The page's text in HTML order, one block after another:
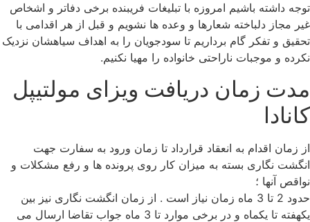
توجه داشته باشیم امروزه با تبلیغات فریبنده برخی دفاتر و اشخاص
غیر مجاز دلباخته شعارها و وعده ها نشویم و قبل از هر اقدامی با
تحقیق و تفکر گام برداریم تا سودجویان را به اهداف سیاهشان نزدیک
نکرده و موجبات ناراحتی خانواده را مهیا نکنیم.
مدت زمان دریافت ویزای مولتیپل
کانادا
از زمان اقدام به انعقاد قرارداد تا زمان ورود به سفارت جهت
انگشت نگاری بسته به میزان کار روی پرونده ها و رفع مشکلات و
نواقص آنها ؛
حدود 2 تا 3 ماه زمان نیاز است . از زمان انگشت نگاری نیز بین
یکهفته تا یکماه و در برخی موارد تا 3 ماه جواب تقاضا ارسال می